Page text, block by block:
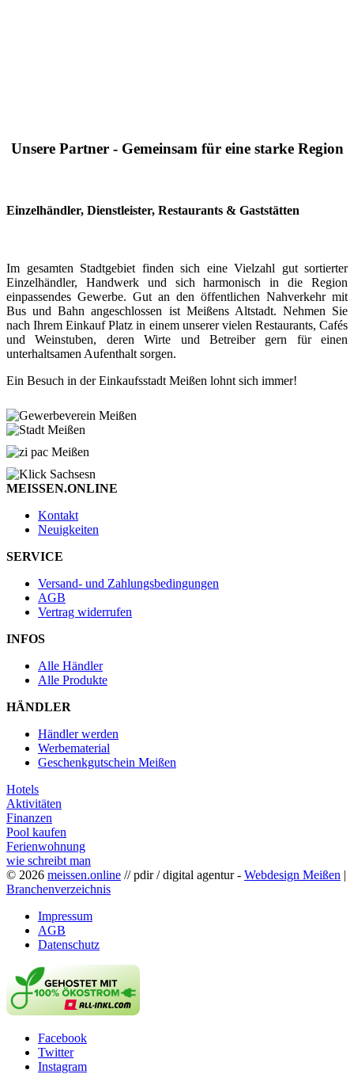
Unsere Partner - Gemeinsam für eine starke Region
Einzelhändler, Dienstleister, Restaurants & Gaststätten
Im gesamten Stadtgebiet finden sich eine Vielzahl gut sortierter
Einzelhändler, Handwerk und sich harmonisch in die Region
einpassendes Gewerbe. Gut an den öffentlichen Nahverkehr mit
Bus und Bahn angeschlossen ist Meißens Altstadt. Nehmen Sie
nach Ihrem Einkauf Platz in einem unserer vielen Restaurants, Cafés
und Weinstuben, deren Wirte und Betreiber gern für einen
unterhaltsamen Aufenthalt sorgen.
Ein Besuch in der Einkaufsstadt Meißen lohnt sich immer!
MEISSEN.ONLINE
Kontakt
Neuigkeiten
SERVICE
Versand- und Zahlungsbedingungen
AGB
Vertrag widerrufen
INFOS
Alle Händler
Alle Produkte
HÄNDLER
Händler werden
Werbematerial
Geschenkgutschein Meißen
Hotels
Aktivitäten
Finanzen
Pool kaufen
Ferienwohnung
wie schreibt man
© 2026 meissen.online // pdir / digital agentur - Webdesign Meißen |
Branchenverzeichnis
Impressum
AGB
Datenschutz
Facebook
Twitter
Instagram